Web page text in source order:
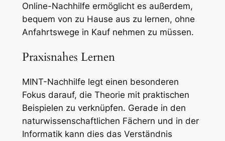
Online-Nachhilfe ermöglicht es außerdem,
bequem von zu Hause aus zu lernen, ohne
Anfahrtswege in Kauf nehmen zu müssen.
Praxisnahes Lernen
MINT-Nachhilfe legt einen besonderen
Fokus darauf, die Theorie mit praktischen
Beispielen zu verknüpfen. Gerade in den
naturwissenschaftlichen Fächern und in der
Informatik kann dies das Verständnis